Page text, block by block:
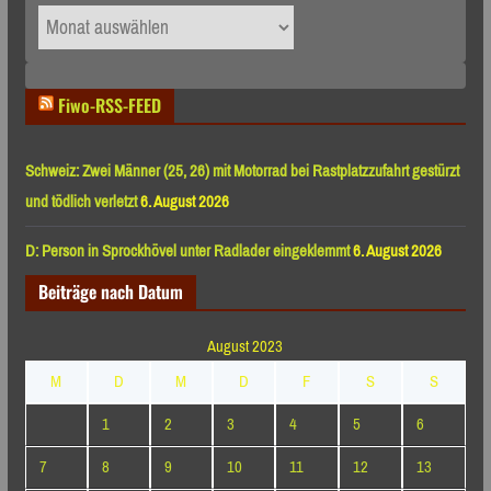
Archiv
nach
Fiwo-RSS-FEED
Schweiz: Zwei Männer (25, 26) mit Motorrad bei Rastplatzzufahrt gestürzt
und tödlich verletzt6. August 2026
D: Person in Sprockhövel unter Radlader eingeklemmt6. August 2026
Beiträge nach Datum
August 2023
M
D M D F S
S
1
2 3 4 5
6
7
8 9 10 11 12 13